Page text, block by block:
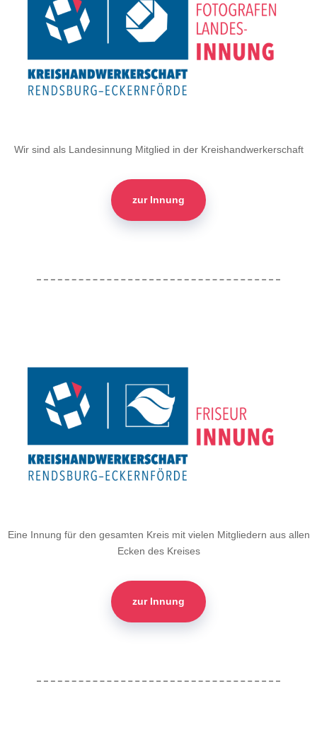
Wir sind als Landesinnung Mitglied in der Kreishandwerkerschaft
zur Innung
Eine Innung für den gesamten Kreis mit vielen Mitgliedern aus allen
Ecken des Kreises
zur Innung